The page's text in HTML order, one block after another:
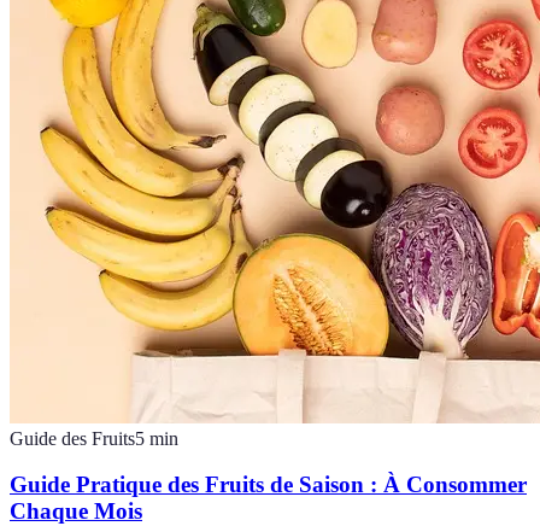
Guide des Fruits5 min
Guide Pratique des Fruits de Saison : À Consommer
Chaque Mois